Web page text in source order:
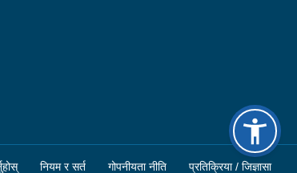
नियम र सर्त गोपनीयता नीति प्रतिक्रिया / जिज्ञासा